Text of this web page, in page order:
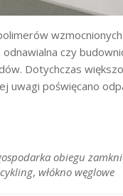
czy
Dotychczas
uwagi poświęcano
obiegu
, włókno węglowe